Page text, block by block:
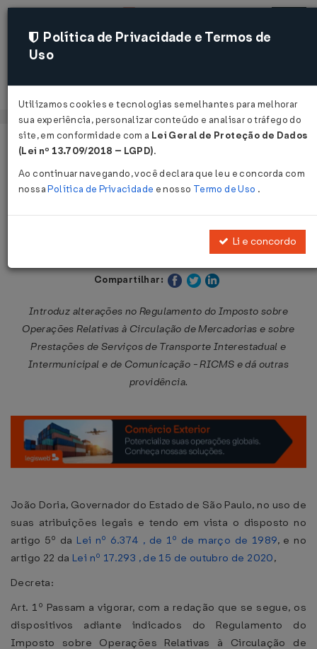
Acessar
Página Inicial Legislações
Decreto Nº 65254 DE 14/10/2020
Publicado no DOE - SP em 16 out 2020
Compartilhar:
Introduz alterações no Regulamento do Imposto sobre
Operações Relativas à Circulação de Mercadorias e sobre
Prestações de Serviços de Transporte Interestadual e
Intermunicipal e de Comunicação - RICMS e dá outras
providência.
João Doria, Governador do Estado de São Paulo, no uso de
suas atribuições legais e tendo em vista o disposto no
artigo 5º da Lei nº 6.374 , de 1º de março de 1989, e no
artigo 22 da Lei nº 17.293 , de 15 de outubro de 2020,
Decreta:
Art. 1º Passam a vigorar, com a redação que se segue, os
dispositivos adiante indicados do Regulamento do
Imposto sobre Operações Relativas à Circulação de
Política de Privacidade e Termos de
Uso
Utilizamos cookies e tecnologias semelhantes para melhorar
sua experiência, personalizar conteúdo e analisar o tráfego do
site, em conformidade com a Lei Geral de Proteção de Dados
(Lei nº 13.709/2018 – LGPD).
Ao continuar navegando, você declara que leu e concorda com
nossaPolítica de Privacidade e nosso Termo de Uso .
Li e concordo